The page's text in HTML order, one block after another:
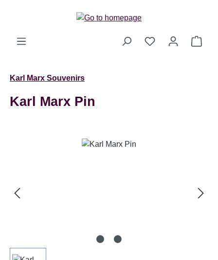
Karl Marx Souvenirs
Karl Marx Pin